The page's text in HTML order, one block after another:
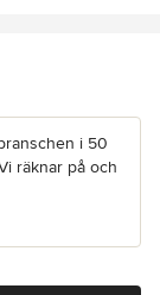
i 50
räknar på och